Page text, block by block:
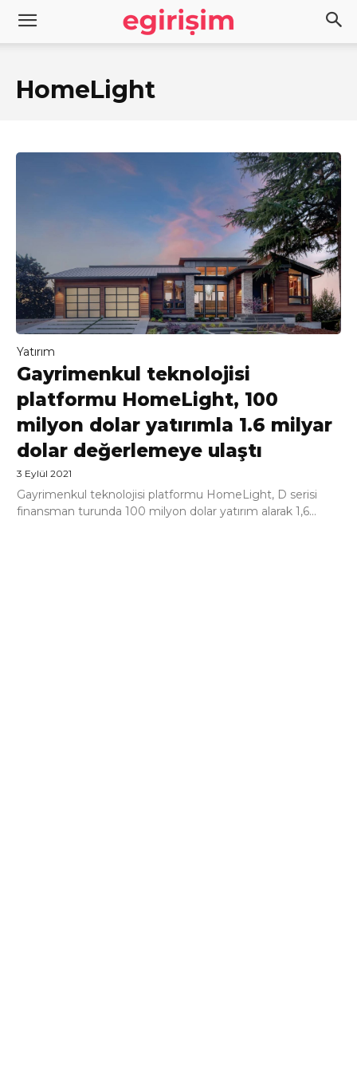
HomeLight
Yatırım
Gayrimenkul teknolojisi
platformu HomeLight, 100
milyon dolar yatırımla 1.6 milyar
dolar değerlemeye ulaştı
3 Eylül 2021
Gayrimenkul teknolojisi platformu HomeLight, D serisi
finansman turunda 100 milyon dolar yatırım alarak 1,6...